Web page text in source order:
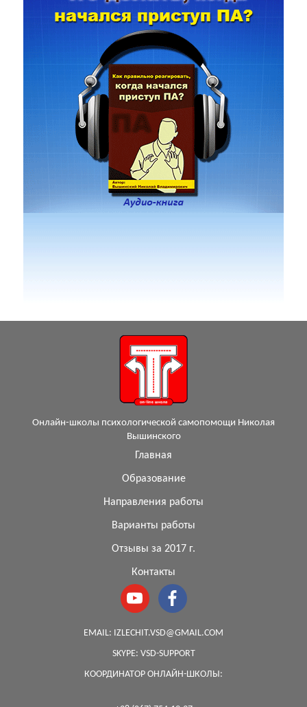
Онлайн-школы психологической самопомощи Николая
Вышинского
Главная
Образование
Направления работы
Варианты работы
Отзывы за 2017 г.
Контакты
EMAIL: IZLECHIT.VSD@GMAIL.COM
SKYPE: VSD-SUPPORT
КООРДИНАТОР ОНЛАЙН-ШКОЛЫ: